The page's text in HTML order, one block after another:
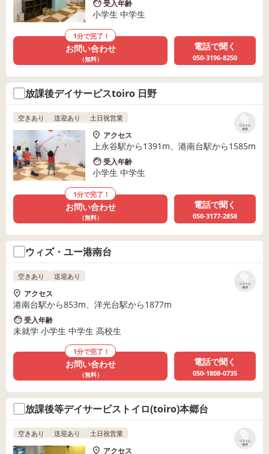
受入年齢
小学生 中学生
1分で完了！
お問い合わせ
（無料）
電話で聞く
050-3196-8250
放課後デイサービスtoiro 日野
リストに
保存
空きあり 送迎あり 土日祝営業
アクセス
上永谷駅から1391m、港南台駅から1585m
受入年齢
小学生 中学生
1分で完了！
お問い合わせ
（無料）
電話で聞く
050-3177-2858
ウィズ・ユー港南台
リストに
保存
空きあり 送迎あり
アクセス
港南台駅から853m、洋光台駅から1877m
受入年齢
未就学 小学生 中学生 高校生
1分で完了！
お問い合わせ
（無料）
電話で聞く
050-1808-0735
放課後等デイサービストイロ(toiro)本郷台
リストに
保存
空きあり 送迎あり 土日祝営業
アクセス